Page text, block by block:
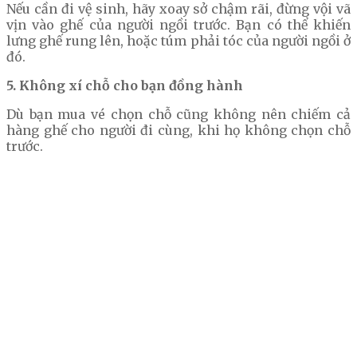
Nếu cần đi vệ sinh, hãy xoay sở chậm rãi, đừng vội vã
vịn vào ghế của người ngồi trước. Bạn có thể khiến
lưng ghế rung lên, hoặc túm phải tóc của người ngồi ở
đó.
5. Không xí chỗ cho bạn đồng hành
Dù bạn mua vé chọn chỗ cũng không nên chiếm cả
hàng ghế cho người đi cùng, khi họ không chọn chỗ
trước.